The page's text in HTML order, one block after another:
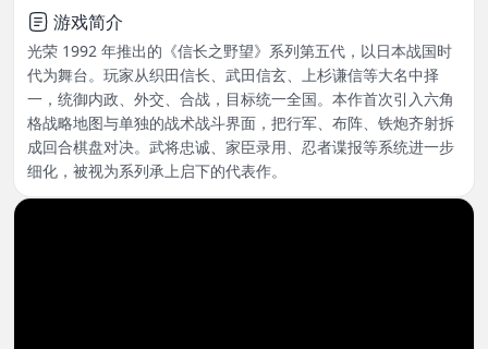
游戏简介
光荣 1992 年推出的《信长之野望》系列第五代，以日本战国时
代为舞台。玩家从织田信长、武田信玄、上杉谦信等大名中择
一，统御内政、外交、合战，目标统一全国。本作首次引入六角
格战略地图与单独的战术战斗界面，把行军、布阵、铁炮齐射拆
成回合棋盘对决。武将忠诚、家臣录用、忍者谍报等系统进一步
细化，被视为系列承上启下的代表作。